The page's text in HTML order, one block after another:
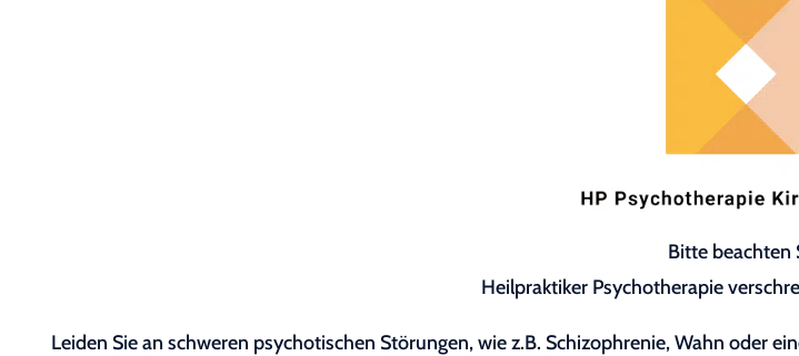
Bitte beachten
Heilpraktiker Psychotherapie
Leiden Sie an schweren psychotischen Störungen, wie z.B. Schizophrenie, Wahn oder